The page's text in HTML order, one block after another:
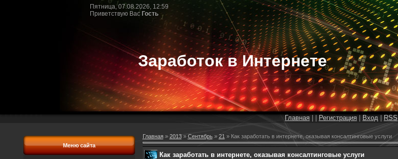
Пятница, 07.08.2026, 12:59
Приветствую Вас Гость
Заработок в Интернете
Главная Регистрация Вход RSS
Меню сайта
Главная» 2013 » Сентябрь » 21 » Как заработать в интернете, оказывая консалтинговые услуги
Как заработать в интернете, оказывая консалтинговые услуги